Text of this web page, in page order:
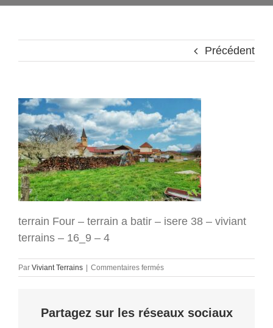
Précédent
terrain Four – terrain a batir – isere 38 – viviant
terrains – 16_9 – 4
Par Viviant Terrains Commentaires ferméssur
terrain
terrain
Partagez sur les réseaux sociaux